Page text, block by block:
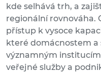
kde selhává trh, a
regionální rovnováha.
přístup k vysoce
které domácnostem
významným
veřejné služby a